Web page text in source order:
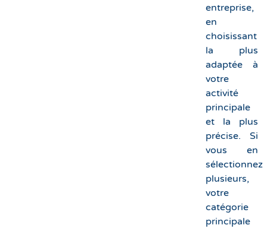
entreprise,
en
choisissant
la plus
adaptée à
votre
activité
principale
et la plus
précise. Si
vous en
sélectionnez
plusieurs,
votre
catégorie
principale